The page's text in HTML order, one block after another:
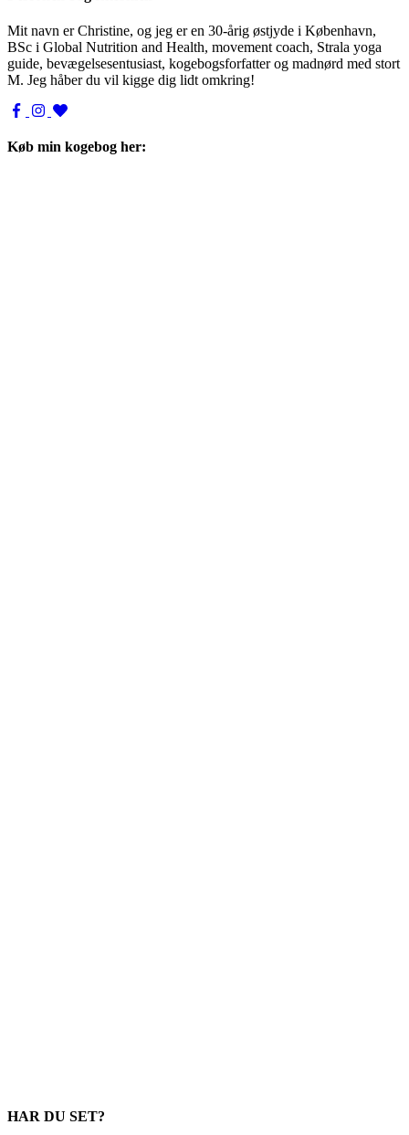
Mit navn er Christine, og jeg er en 30-årig østjyde i København,
BSc i Global Nutrition and Health, movement coach, Strala yoga
guide, bevægelsesentusiast, kogebogsforfatter og madnørd med stort
M. Jeg håber du vil kigge dig lidt omkring!
Køb min kogebog her:
HAR DU SET?